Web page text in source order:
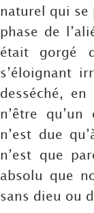
naturel qui se
phase de
était gorgé
s’éloignant
desséché,
n’être
n’est due
n’est que
absolu que
sans dieu ou